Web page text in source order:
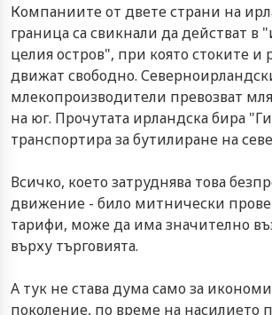
Компаниите от двете страни на
граница са свикнали да действат в
целия остров", при която стоките и
движат свободно.
млекопроизводители превозват
на юг. Прочутата ирландска бира
транспортира за бутилиране на
Всичко, което затруднява това
движение - било митнически
тарифи, може да има значително
върху търговията.
А тук не става дума само за
поколение, по време на насилието